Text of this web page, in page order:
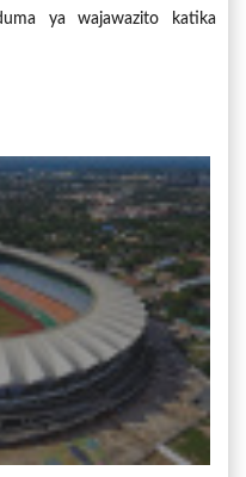
ya wajawazito katika